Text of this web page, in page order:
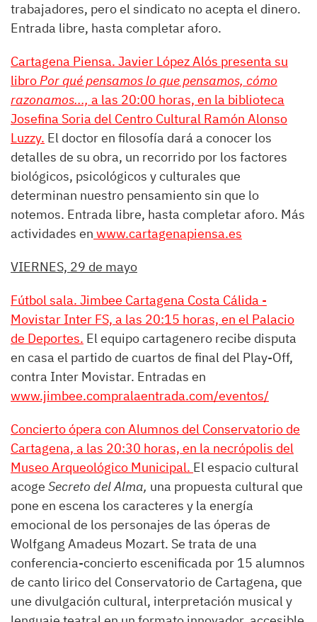
trabajadores, pero el sindicato no acepta el dinero.
Entrada libre, hasta completar aforo.
Cartagena Piensa. Javier López Alós presenta su
libroPor qué pensamos lo que pensamos, cómo
razonamos..., a las 20:00 horas, en la biblioteca
Josefina Soria del Centro Cultural Ramón Alonso
Luzzy. El doctor en filosofía dará a conocer los
detalles de su obra, un recorrido por los factores
biológicos, psicológicos y culturales que
determinan nuestro pensamiento sin que lo
notemos. Entrada libre, hasta completar aforo. Más
actividades en www.cartagenapiensa.es
VIERNES, 29 de mayo
Fútbol sala. Jimbee Cartagena Costa Cálida -
Movistar Inter FS, a las 20:15 horas, en el Palacio
de Deportes. El equipo cartagenero recibe disputa
en casa el partido de cuartos de final del Play-Off,
contra Inter Movistar. Entradas en
www.jimbee.compralaentrada.com/eventos/
Concierto ópera con Alumnos del Conservatorio de
Cartagena, a las 20:30 horas, en la necrópolis del
Museo Arqueológico Municipal. El espacio cultural
acoge Secreto del Alma, una propuesta cultural que
pone en escena los caracteres y la energía
emocional de los personajes de las óperas de
Wolfgang Amadeus Mozart. Se trata de una
conferencia-concierto escenificada por 15 alumnos
de canto lirico del Conservatorio de Cartagena, que
une divulgación cultural, interpretación musical y